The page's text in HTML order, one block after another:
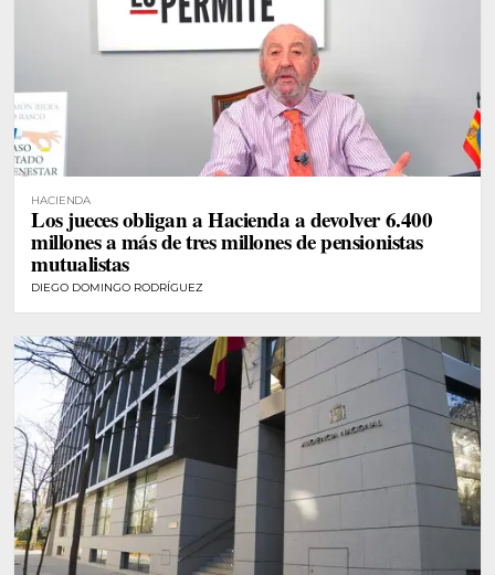
HACIENDA
Los jueces obligan a Hacienda a devolver 6.400
millones a más de tres millones de pensionistas
mutualistas
DIEGO DOMINGO RODRÍGUEZ